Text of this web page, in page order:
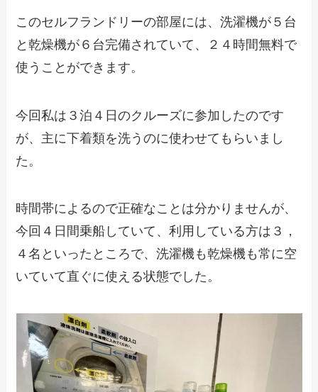
このセルフランドリーの部屋には、洗濯機が５台
と乾燥機が６台完備されていて、２４時間無料で
使うことができます。
今回私は３泊４日のクルーズに参加したのです
が、主に下着類を洗うのに使わせてもらいまし
た。
時間帯によるので正確なことは分かりませんが、
今回４日間乗船していて、利用している方は３，
４名といったところで、洗濯機も乾燥機も常に空
いていて直ぐに使える状態でした。